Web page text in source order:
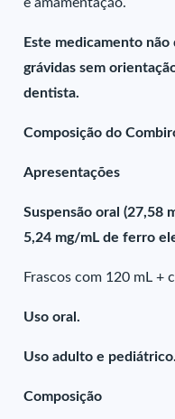
Este medicamento
grávidas sem
dentista.
Composição do
Apresentações
Suspensão oral (27,58
5,24 mg/mL de ferro
Frascos com 120 mL +
Uso oral.
Uso adulto e pediátrico.
Composição